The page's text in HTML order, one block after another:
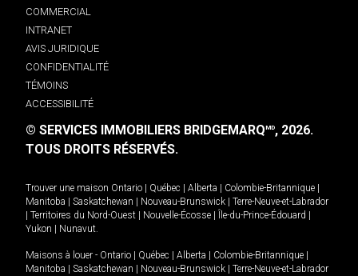
COMMERCIAL
INTRANET
AVIS JURIDIQUE
CONFIDENTIALITÉ
TÉMOINS
ACCESSIBILITÉ
© SERVICES IMMOBILIERS BRIDGEMARQMD, 2026.
TOUS DROITS RÉSERVÉS.
Trouver une maison Ontario Québec Alberta Colombie-Britannique
Manitoba
Saskatchewan Nouveau-Brunswick
Terre-Neuve-et-Labrador
Territoires du Nord-Ouest Nouvelle-Écosse Île-du-Prince-Édouard
Yukon
Nunavut.
Maisons à louer - Ontario Québec Alberta Colombie-Britannique
Manitoba
Saskatchewan Nouveau-Brunswick
Terre-Neuve-et-Labrador